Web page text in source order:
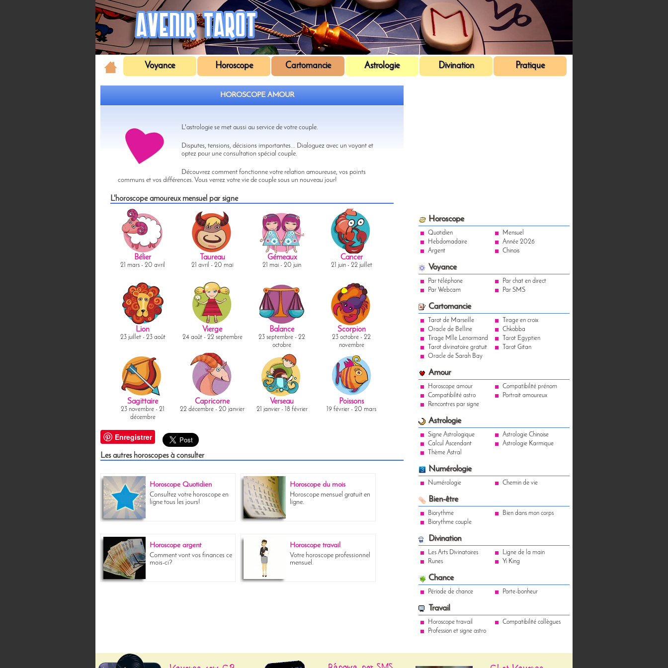
Voyance Horoscope Cartomancie Astrologie Divination Pratique
HOROSCOPE AMOUR
L'astrologie se met aussi au service de votre couple.
Disputes, tensions, décisions importantes... Dialoguez avec un voyant et
optez pour une consultation spécial couple.
Découvrez comment fonctionne votre relation amoureuse, vos points
communs et vos différences. Vous verrez votre vie de couple sous un nouveau jour!
L'horoscope amoureux mensuel par signe
Bélier
21 mars - 20 avril
Taureau
21 avril - 20 mai
Gémeaux
21 mai - 20 juin
Cancer
21 juin - 22 juillet
Lion
23 juillet - 23 août
Vierge
24 août - 22 septembre
Balance
23 septembre - 22
octobre
Scorpion
23 octobre - 22
novembre
Sagittaire
23 novembre - 21
décembre
Capricorne
22 décembre - 20 janvier
Verseau
21 janvier - 18 février
Poissons
19 février - 20 mars
Enregistrer
Les autres horoscopes à consulter
Horoscope Quotidien
Consultez votre horoscope en
ligne tous les jours!
Horoscope du mois
Horoscope mensuel gratuit en
ligne.
Horoscope argent
Comment vont vos finances ce
mois-ci?
Horoscope travail
Votre horoscope professionnel
mensuel.
Horoscope
Quotidien
Hebdomadaire
Argent
Mensuel
Année 2026
Chinois
Voyance
Par téléphone
Par Webcam
Par chat en direct
Par SMS
Cartomancie
Tarot de Marseille
Oracle de Belline
Tirage Mlle Lenormand
Tarot divinatoire gratuit
Oracle de Sarah Bay
Tirage en croix
Chkobba
Tarot Egyptien
Tarot Gitan
Amour
Horoscope amour
Compatibilité astro
Rencontres par signe
Compatibilité prénom
Portrait amoureux
Astrologie
Signe Astrologique
Calcul Ascendant
Thème Astral
Astrologie Chinoise
Astrologie Karmique
Numérologie
Numérologie Chemin de vie
Bien-être
Biorythme
Biorythme couple
Bien dans mon corps
Divination
Les Arts Divinatoires
Runes
Ligne de la main
Yi King
Chance
Période de chance Porte-bonheur
Travail
Horoscope travail
Profession et signe astro
Compatibilité collègues